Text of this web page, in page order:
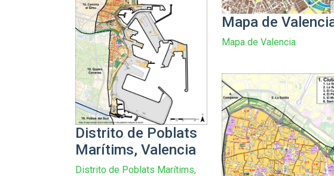
Mapa de
Mapa de Valencia
Distrito de Poblats
Marítims, Valencia
Distrito de Poblats Marítims,